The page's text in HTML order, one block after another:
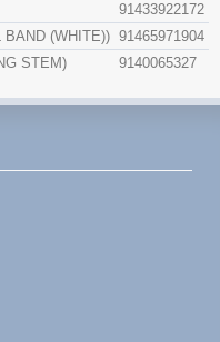
91433922172
BAND (WHITE)) 91465971904
STEM) 9140065327